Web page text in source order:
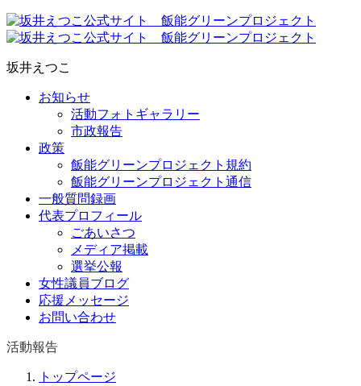
坂井えつこ
お知らせ
活動フォトギャラリー
市政報告
政策
飯能グリーンプロジェクト規約
飯能グリーンプロジェクト通信
一般質問録画
代表プロフィール
ごあいさつ
メディア掲載
選挙公報
女性議員ブログ
応援メッセージ
お問い合わせ
活動報告
トップページ